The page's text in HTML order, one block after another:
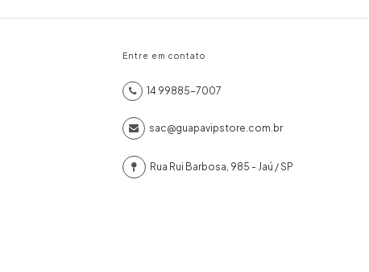
Entre em contato
14 99885-7007
sac@guapavipstore.com.br
Rua Rui Barbosa, 985 - Jaú / SP